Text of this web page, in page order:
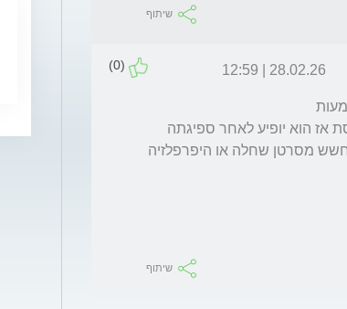
שיתוף
28.02.26 | 12:59
(0)
שיתוף